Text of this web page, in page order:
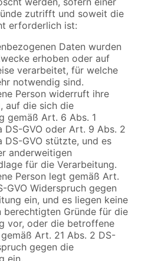
zutrifft und soweit die
erforderlich ist:
Daten wurden
erhoben oder auf
verarbeitet, für welche
notwendig sind.
Person widerruft ihre
auf die sich die
gemäß Art. 6 Abs. 1
DS-GVO oder Art. 9 Abs. 2
DS-GVO stützte, und es
anderweitigen
für die Verarbeitung.
Person legt gemäß Art.
GVO Widerspruch gegen
ein, und es liegen keine
berechtigten Gründe für die
vor, oder die betroffene
Art. 21 Abs. 2 DS-
gegen die